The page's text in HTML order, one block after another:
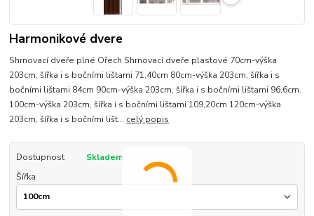
Harmonikové dvere
Shrnovací dveře plné Ořech Shrnovací dveře plastové 70cm-výška
203cm, šířka i s bočními lištami 71,40cm 80cm-výška 203cm, šířka i s
bočními lištami 84cm 90cm-výška 203cm, šířka i s bočními lištami 96,6cm.
100cm-výška 203cm, šířka i s bočními lištami 109,20cm 120cm-výška
203cm, šířka i s bočními lišt... celý popis
Dostupnost
Skladem
Šířka